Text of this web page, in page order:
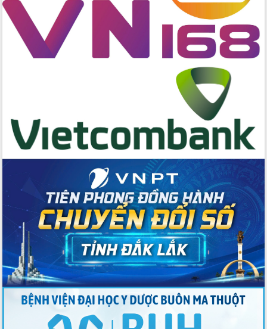
Đắk Lắk đẩy mạnh nuôi biển công
nghệ, hướng tới phát triển thủy sản
bền vững
Tập huấn nâng cao năng lực triển khai
chuyển đổi số cho cán bộ, công chức
Đẩy mạnh cải cách hành chính, quyết
tâm đạt được mục tiêu tăng trưởng
hai con số trong năm 2026
Tổ chức trang trọng Lễ hội Đền thờ
Lương Văn Chánh năm 2026
Phó Bí thư Tỉnh ủy Đắk Lắk Đỗ Hữu
Huy giữ chức Bí thư Đảng ủy Ủy Ban
Nhân dân tỉnh
Bệnh án điện tử thúc đẩy chuyển đổi
số y tế tại Đắk Lắk
Chuyển đổi số thư viện: Mở rộng
không gian tri thức trong thời đại số
Đánh giá, rút kinh nghiệm công tác tổ
chức diễn tập trước ngày bầu cử
Chương trình “Gặp gỡ hữu nghị –
Friendship Meeting New Year 2026”